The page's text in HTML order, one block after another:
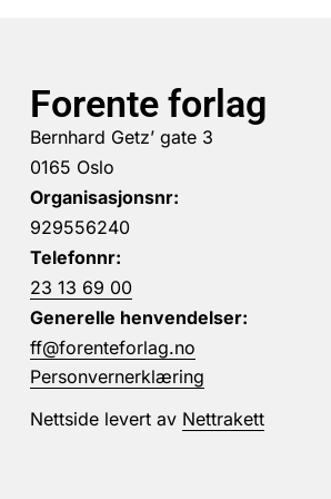
Forente forlag
Bernhard Getz’ gate 3
0165 Oslo
Organisasjonsnr:
929556240
Telefonnr:
23 13 69 00
Generelle henvendelser:
ff@forenteforlag.no
Personvernerklæring
Nettside levert av Nettrakett